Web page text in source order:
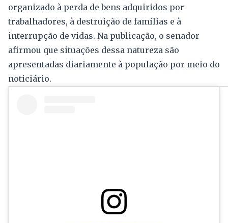
organizado à perda de bens adquiridos por
trabalhadores, à destruição de famílias e à
interrupção de vidas. Na publicação, o senador
afirmou que situações dessa natureza são
apresentadas diariamente à população por meio do
noticiário.